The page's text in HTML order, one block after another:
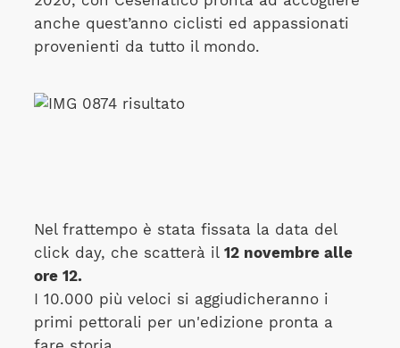
anche quest’anno ciclisti ed appassionati
provenienti da tutto il mondo.
Nel frattempo è stata fissata la data del
click day, che scatterà il 12 novembre alle
ore 12.
I 10.000 più veloci si aggiudicheranno i
primi pettorali per un'edizione pronta a